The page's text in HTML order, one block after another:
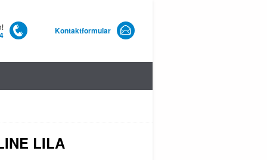
Kontaktformular
LILA